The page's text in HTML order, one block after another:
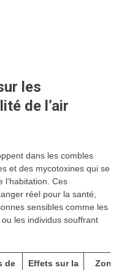
les
de l’air
dans les combles
et des mycotoxines qui se
l’habitation. Ces
réel pour la santé,
sensibles comme les
les individus souffrant
de
Effets sur la
Zones